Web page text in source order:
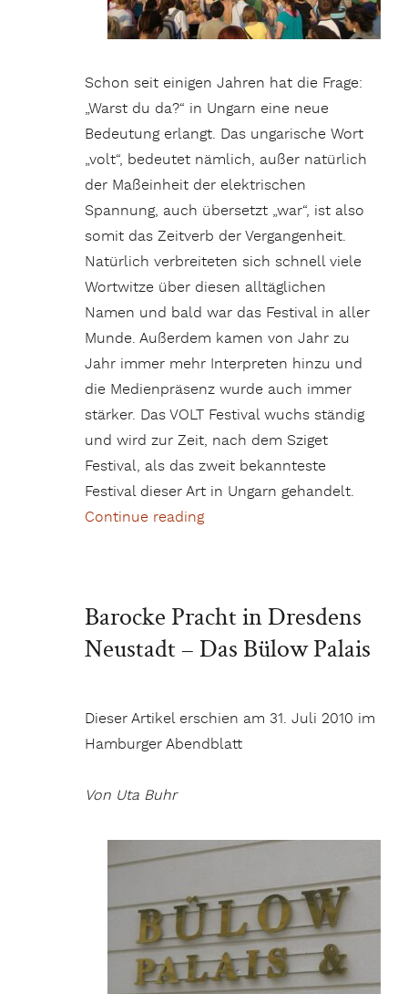
Schon seit einigen Jahren hat die Frage:
„Warst du da?“ in Ungarn eine neue
Bedeutung erlangt. Das ungarische Wort
„volt“, bedeutet nämlich, außer natürlich
der Maßeinheit der elektrischen
Spannung, auch übersetzt „war“, ist also
somit das Zeitverb der Vergangenheit.
Natürlich verbreiteten sich schnell viele
Wortwitze über diesen alltäglichen
Namen und bald war das Festival in aller
Munde. Außerdem kamen von Jahr zu
Jahr immer mehr Interpreten hinzu und
die Medienpräsenz wurde auch immer
stärker. Das VOLT Festival wuchs ständig
und wird zur Zeit, nach dem Sziget
Festival, als das zweit bekannteste
Festival dieser Art in Ungarn gehandelt.
Continue reading„Es WAR einmal ein
Barocke Pracht in Dresdens
Neustadt – Das Bülow Palais
Dieser Artikel erschien am 31. Juli 2010 im
Hamburger Abendblatt
Von Uta Buhr